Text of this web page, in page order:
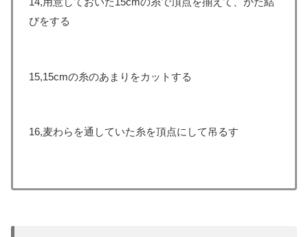
びをする
15,15cmの糸のあまりをカットする
16,麦わらを通していた糸を頂点にして吊るす